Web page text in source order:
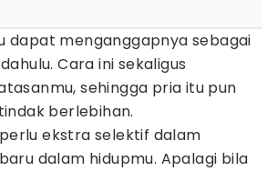
dapat menganggapnya sebagai
Cara ini sekaligus
sehingga pria itu pun
berlebihan.
ekstra selektif dalam
dalam hidupmu. Apalagi bila